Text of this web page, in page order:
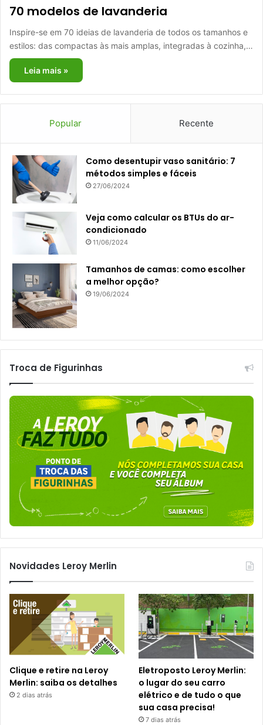
70 modelos de lavanderia
Inspire-se em 70 ideias de lavanderia de todos os tamanhos e
estilos: das compactas às mais amplas, integradas à cozinha,…
Leia mais »
Popular Recente
Como desentupir vaso sanitário: 7
métodos simples e fáceis
27/06/2024
Veja como calcular os BTUs do ar-
condicionado
11/06/2024
Tamanhos de camas: como escolher
a melhor opção?
19/06/2024
Troca de Figurinhas
Novidades Leroy Merlin
Clique e retire na Leroy
Merlin: saiba os detalhes
2 dias atrás
Eletroposto Leroy Merlin:
o lugar do seu carro
elétrico e de tudo o que
sua casa precisa!
7 dias atrás